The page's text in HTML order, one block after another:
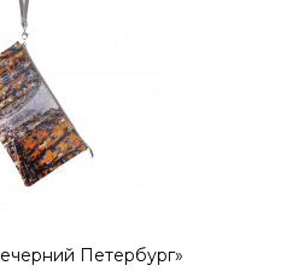
- созд..
Петербург»